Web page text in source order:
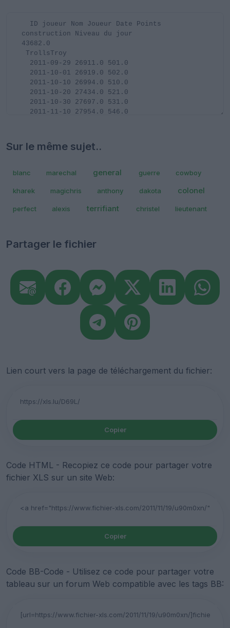
Sur le même sujet..
blanc marechal general guerre cowboy
kharek magichris anthony dakota colonel
perfect alexis terrifiant christel lieutenant
Partager le fichier
Lien court vers la page de téléchargement du fichier:
Copier
Code HTML - Recopiez ce code pour partager votre
fichier XLS sur un site Web:
Copier
Code BB-Code - Utilisez ce code pour partager votre
tableau sur un forum Web compatible avec les tags BB: